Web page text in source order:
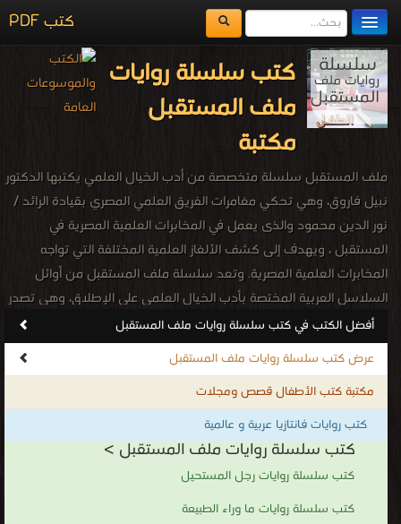
كتب PDF
مكتبة الكتب
المكتبات
يُقرأ حالياً
اضف كتاب
كتب سلسلة روايات
ملف المستقبل
مكتبة
ملف المستقبل سلسلة متخصصة من أدب الخيال العلمي يكتبها الدكتور
نبيل فاروق، وهي تحكي مغامرات الفريق العلمي المصري بقيادة الرائد /
نور الدين محمود والذى يعمل في المخابرات العلمية المصرية في
المستقبل ، ويهدف إلى كشف الألغاز العلمية المختلفة التي تواجه
المخابرات العلمية المصرية. وتعد سلسلة ملف المستقبل من أوائل
السلاسل العربية المختصة بأدب الخيال العلمي على الإطلاق، وهي تصدر
عن المؤسسة العربية الحديثة في جمهورية مصر العربية، منذ عام 1984
حتى 2010، وصدر منها حتى الآن 160 عدداً، آخرها هو (نهاية العالم) وهو
العدد الأخير، ويحمل رقم 160 ، صدر في معرض الكتاب الدولي يناير 2010.
كتب Download Free سلسلة روايات ملف المستقبل
أفضل الكتب في كتب سلسلة روايات ملف المستقبل
عرض كتب سلسلة روايات ملف المستقبل
مكتبة كتب الأطفال قصص ومجلات
كتب روايات فانتازيا عربية و عالمية
كتب سلسلة روايات ملف المستقبل >
كتب سلسلة روايات رجل المستحيل
كتب سلسلة روايات ما وراء الطبيعة